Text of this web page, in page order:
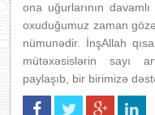
ona uğurlarının
oxuduğumuz zaman
nümunədir. İnşAllah
mütəxəsislərin sayı
paylaşıb, bir birimizə